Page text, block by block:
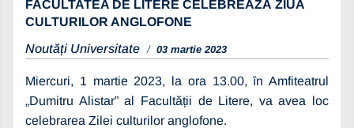
FACULTATEA DE LITERE CELEBREAZĂ ZIUA
CULTURILOR ANGLOFONE
Noutăți Universitate
03 martie 2023
Miercuri, 1 martie 2023, la ora 13.00, în Amfiteatrul
„Dumitru Alistar” al Facultății de Litere, va avea loc
celebrarea Zilei culturilor anglofone.